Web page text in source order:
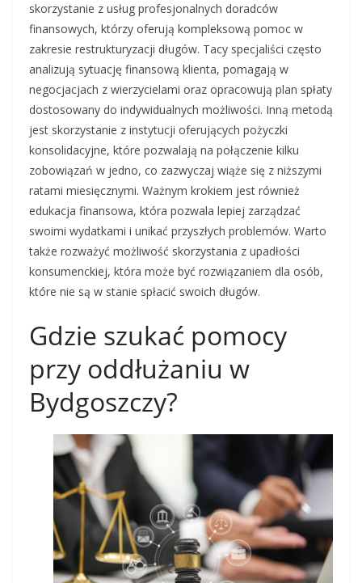
skorzystanie z usług profesjonalnych doradców
finansowych, którzy oferują kompleksową pomoc w
zakresie restrukturyzacji długów. Tacy specjaliści często
analizują sytuację finansową klienta, pomagają w
negocjacjach z wierzycielami oraz opracowują plan spłaty
dostosowany do indywidualnych możliwości. Inną metodą
jest skorzystanie z instytucji oferujących pożyczki
konsolidacyjne, które pozwalają na połączenie kilku
zobowiązań w jedno, co zazwyczaj wiąże się z niższymi
ratami miesięcznymi. Ważnym krokiem jest również
edukacja finansowa, która pozwala lepiej zarządzać
swoimi wydatkami i unikać przyszłych problemów. Warto
także rozważyć możliwość skorzystania z upadłości
konsumenckiej, która może być rozwiązaniem dla osób,
które nie są w stanie spłacić swoich długów.
Gdzie szukać pomocy
przy oddłużaniu w
Bydgoszczy?